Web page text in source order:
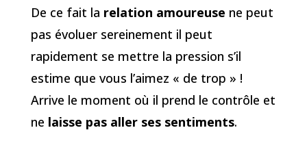
De ce fait la relation amoureuse ne peut
pas évoluer sereinement il peut
rapidement se mettre la pression s’il
estime que vous l’aimez « de trop » !
Arrive le moment où il prend le contrôle et
ne laisse pas aller ses sentiments.